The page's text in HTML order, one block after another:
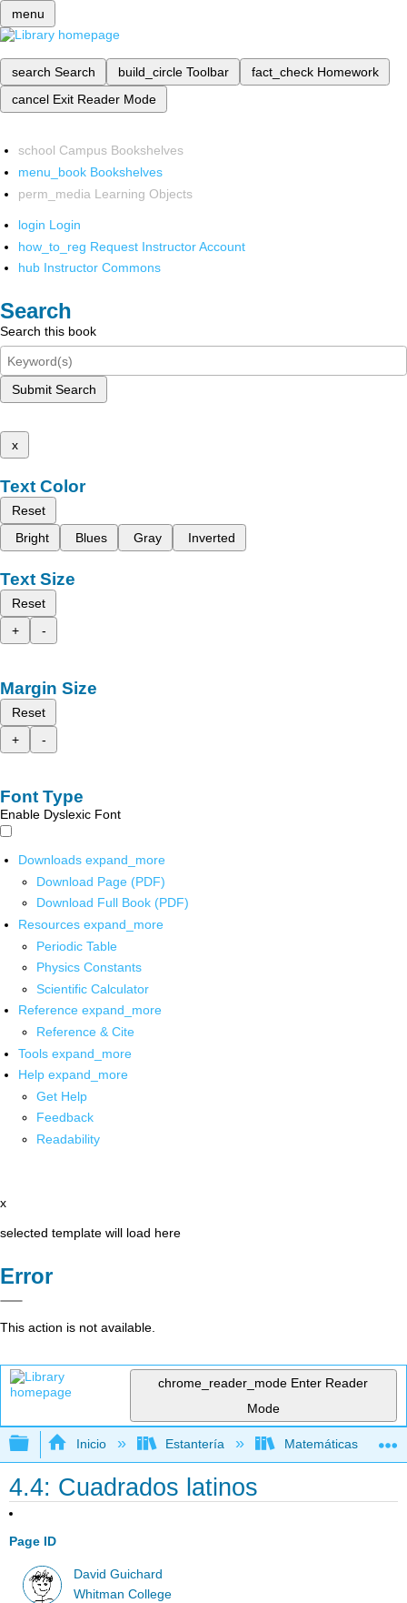
menu
search Search build_circle Toolbar fact_check Homework
cancel Exit Reader Mode
school Campus Bookshelves
menu_book Bookshelves
perm_media Learning Objects
login Login
how_to_reg Request Instructor Account
hub Instructor Commons
Search
Search this book
Submit Search
x
Text Color
Reset
Bright
Blues Gray Inverted
Text Size
Reset
+
-
Margin Size
Reset
+
-
Font Type
Enable Dyslexic Font
Downloads expand_more
Download Page (PDF)
Download Full Book (PDF)
Resources expand_more
Periodic Table
Physics Constants
Scientific Calculator
Reference expand_more
Reference & Cite
Tools expand_more
Help expand_more
Get Help
Feedback
Readability
x
selected template will load here
Error
This action is not available.
chrome_reader_mode Enter Reader
Mode
Expandir/contraer jerarquía global
Inicio Estantería Matemáticas
4.4: Cuadrados latinos
Page ID
David Guichard
Whitman College